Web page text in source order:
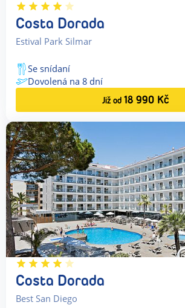
Costa Dorada
Estival Park Silmar
Se snídaní
Dovolená na 8 dní
Již od 18 990 Kč
Costa Dorada
Best San Diego